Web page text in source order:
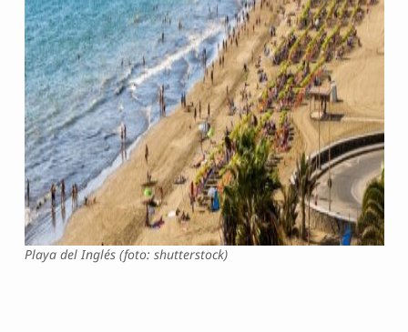
Playa del Inglés (foto: shutterstock)